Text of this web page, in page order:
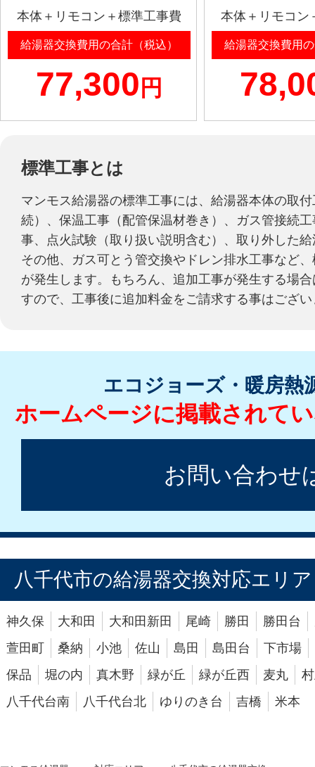
本体＋リモコン＋標準工事費
給湯器交換費用の合計（税込）
77,300 円
本体＋リモコン
給湯器交換費用
標準工事とは
マンモス給湯器の標準工事には、給湯器本体の取
続）、保温工事（配管保温材巻き）、ガス管接続
事、点火試験（取り扱い説明含む）、取り外した
その他、ガス可とう管交換やドレン排水工事など
が発生します。もちろん、追加工事が発生する場
すので、工事後に追加料金をご請求する事はござ
エコジョーズ・暖房熱
ホームページに掲載されて
お問い合わせ
八千代市の給湯器交換対応エリア
神久保 大和田 大和田新田 尾崎 勝田 勝田台
萱田町
桑納 小池 佐山 島田 島田台
下市場
保品
堀の内 真木野 緑が丘 緑が丘西 麦丸
八千代台南
八千代台北 ゆりのき台 吉橋 米本